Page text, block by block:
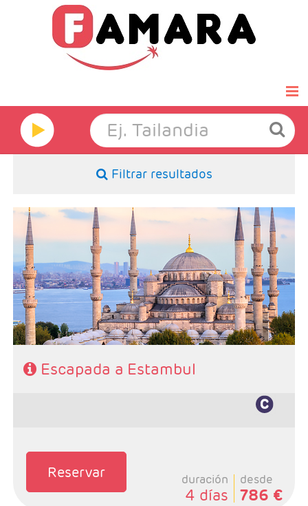
Inicio
Famara Select
Grandes Viajes
Hoteles
Ofertas Exprés
Filtrar resultados
- Salidas: Diarias
- Ruta: 3 noches Estambul (ampliables)
- Categoría hotelera: Primera, Primera Superior,
Semilujo y Lujo
- Régimen: Alojamiento y desayuno
Escapada a Estambul
Reservar duración
4 días
desde
786 €